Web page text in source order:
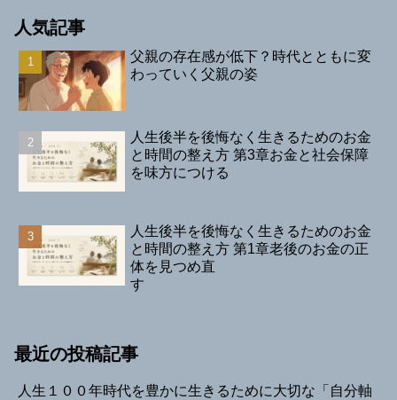
人気記事
父親の存在感が低下？時代とともに変
わっていく父親の姿
人生後半を後悔なく生きるためのお金
と時間の整え方 第3章お金と社会保障
を味方につける
人生後半を後悔なく生きるためのお金
と時間の整え方 第1章老後のお金の正
体を見つめ直
す
最近の投稿記事
人生１００年時代を豊かに生きるために大切な「自分軸